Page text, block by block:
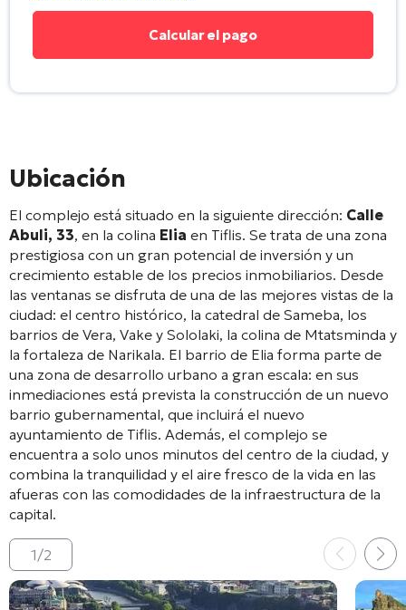
Ubicación
El complejo está situado en la siguiente dirección: Calle
Abuli, 33, en la colina Elia en Tiflis. Se trata de una zona
prestigiosa con un gran potencial de inversión y un
crecimiento estable de los precios inmobiliarios. Desde
las ventanas se disfruta de una de las mejores vistas de la
ciudad: el centro histórico, la catedral de Sameba, los
barrios de Vera, Vake y Sololaki, la colina de Mtatsminda y
la fortaleza de Narikala. El barrio de Elia forma parte de
una zona de desarrollo urbano a gran escala: en sus
inmediaciones está prevista la construcción de un nuevo
barrio gubernamental, que incluirá el nuevo
ayuntamiento de Tiflis. Además, el complejo se
encuentra a solo unos minutos del centro de la ciudad, y
combina la tranquilidad y el aire fresco de la vida en las
afueras con las comodidades de la infraestructura de la
capital.
1/2